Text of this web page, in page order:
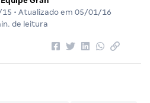
• Atualizado em 05/01/16
de leitura